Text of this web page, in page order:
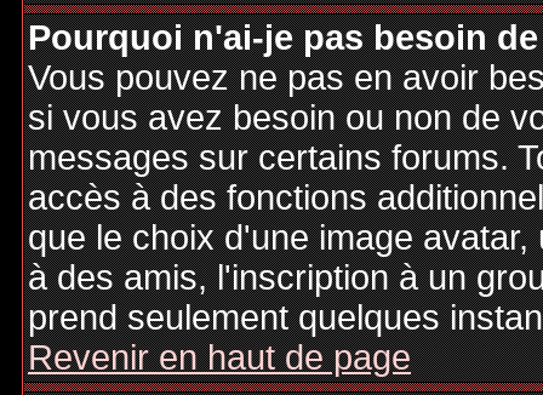
Pourquoi n'ai-je pas besoin
Vous pouvez ne pas en avoir
si vous avez besoin ou non de
messages sur certains forums.
accès à des fonctions
que le choix d'une image
à des amis, l'inscription à un
prend seulement quelques
Revenir en haut de page